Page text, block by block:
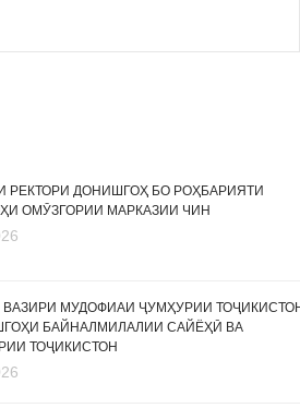
РЕКТОРИ ДОНИШГОҲ БО РОҲБАРИЯТИ
ОМӮЗГОРИИ МАРКАЗИИ ЧИН
МУДОФИАИ ҶУМҲУРИИ
БАЙНАЛМИЛАЛИИ САЙЁҲӢ ВА
ТОҶИКИСТОН